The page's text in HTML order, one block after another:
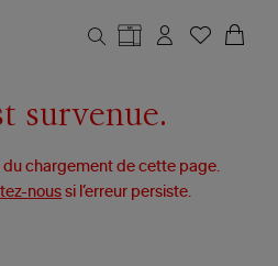
survenue.
du chargement de cette page.
nous si l’erreur persiste.